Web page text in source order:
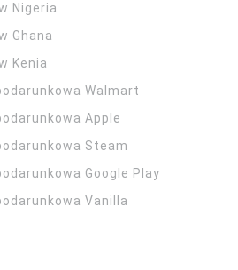
Nigeria
Ghana
Kenia
Walmart
Apple
Steam
Google Play
Vanilla